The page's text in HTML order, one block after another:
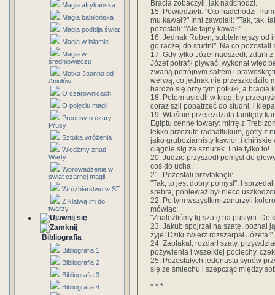
Magia afrykańska
Magia babilońska
Magia podbija świat
Magia w islamie
Magia w
średniowieczu
Matka Joanna od
Aniołów
O czarownicach
O pojęciu magii
Procesy o czary -
Prusy
Sztuka wróżenia
Wiedźmy znad
Warty
Wprowadzenie w
świat czarnej magii
Wróżbiarstwo w ST
Z klątwą im do
twarzy
Bibliografia
Bibliografia 1
Bibliografia 2
Bibliografia 3
Bibliografia 4
Bracia zobaczyli, jak nadchodzi.
15. Powiedzieli: "Oto nadchodzi
mu kawał?" Inni zawołali: "Tak, tak,
pozostali: "Ale fajny kawał!".
16. Jednak Ruben, subtelniejszy od
go raczej do studni". Na co pozostali
17. Gdy tylko Józef nadszedł, zdarli
Józef potrafił pływać, wykonał więc
zwaną potrójnym saltem i
werwą, co jednak nie przeszkodziło
bardzo się przy tym potłukł, a
18. Potem usiedli w krąg, by
coraz szli popatrzeć do studni, i
19. Właśnie przejeżdżała tamtędy
Egiptu cenne towary: mirrę z
lekko przeżute rachatłukum, gofry z
jako gruboziarnisty kawior, i
ciągnie sig za sznurek. I nie tylko to!
20. Judzie przyszedł pomysł do
coś do ucha.
21. Pozostali przytaknęli:
"Tak, to jest dobry pomysł". I
srebra, ponieważ był nieco
22. Po tym wszystkim zanurzyli
mówiąc:
"Znaleźliśmy tg szatę na pustyni. Do
23. Jakub spojrzał na szatę, poznał
żyje! Dziki zwierz rozszarpał Józefa!"
24. Zapłakał, rozdarł szaty,
pożywienia i wszelkiej pociechy,
25. Pozostałych jedenastu synów
się ze śmiechu i szepcząc między
* * *